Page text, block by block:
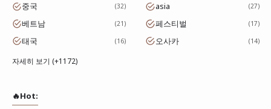
중국 32 asia 27
베트남 21 페스티벌 17
태국 16 오사카 14
자세히 보기 (+1172)
🔥Hot: